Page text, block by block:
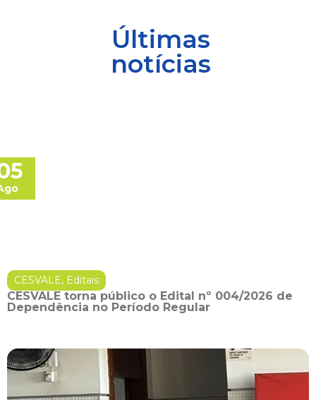
Últimas
notícias
CESVALE, Editais
CESVALE torna público o Edital nº 004/2026 de
Dependência no Período Regular